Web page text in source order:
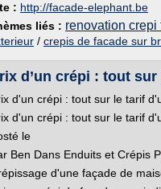
: http://facade-elephant.be
liés : renovation
/ crepis de facade sur
d’un crépi : tout
d'un crépi : tout sur le tarif
d'un crépi : tout sur le tarif
le
Ben Dans Enduits et Crépis
d'une façade de